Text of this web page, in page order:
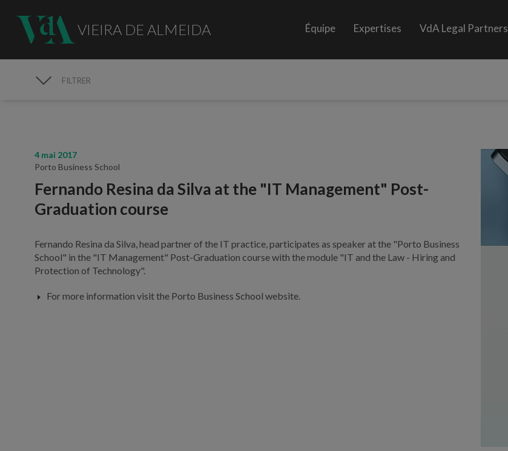
VIEIRA DE ALMEIDA Équipe Expertises VdA Legal Partners
FILTRER
4 mai 2017
Porto Business School
Fernando Resina da Silva at the "IT Management" Post-
Graduation course
Fernando Resina da Silva, head partner of the IT practice, participates as speaker at the "Porto Business
School" in the "IT Management" Post-Graduation course with the module "IT and the Law - Hiring and
Protection of Technology".
For more information visit the Porto Business School website.